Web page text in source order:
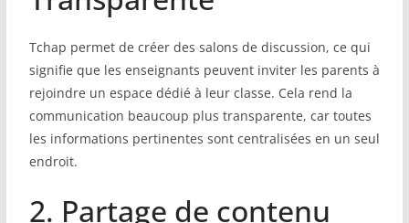
Tchap permet de créer des salons de discussion, ce qui
signifie que les enseignants peuvent inviter les parents à
rejoindre un espace dédié à leur classe. Cela rend la
communication beaucoup plus transparente, car toutes
les informations pertinentes sont centralisées en un seul
endroit.
2. Partage de contenu